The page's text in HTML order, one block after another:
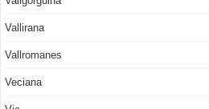
Vallirana
Vallromanes
Veciana